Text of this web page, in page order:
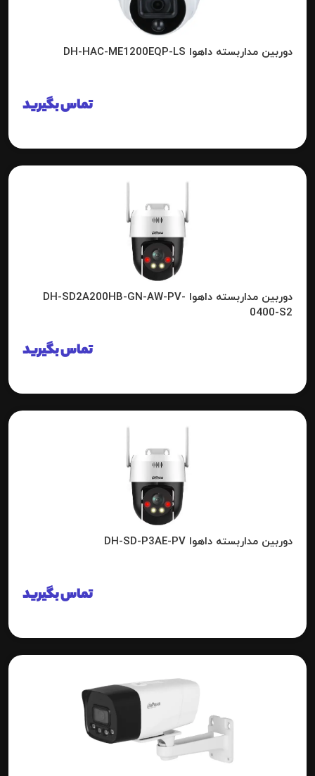
دوربین مداربسته داهوا DH-HAC-ME1200EQP-LS
تماس بگیرید
دوربین مداربسته داهوا DH-SD2A200HB-GN-AW-PV-
0400-S2
تماس بگیرید
دوربین مداربسته داهوا DH-SD-P3AE-PV
تماس بگیرید